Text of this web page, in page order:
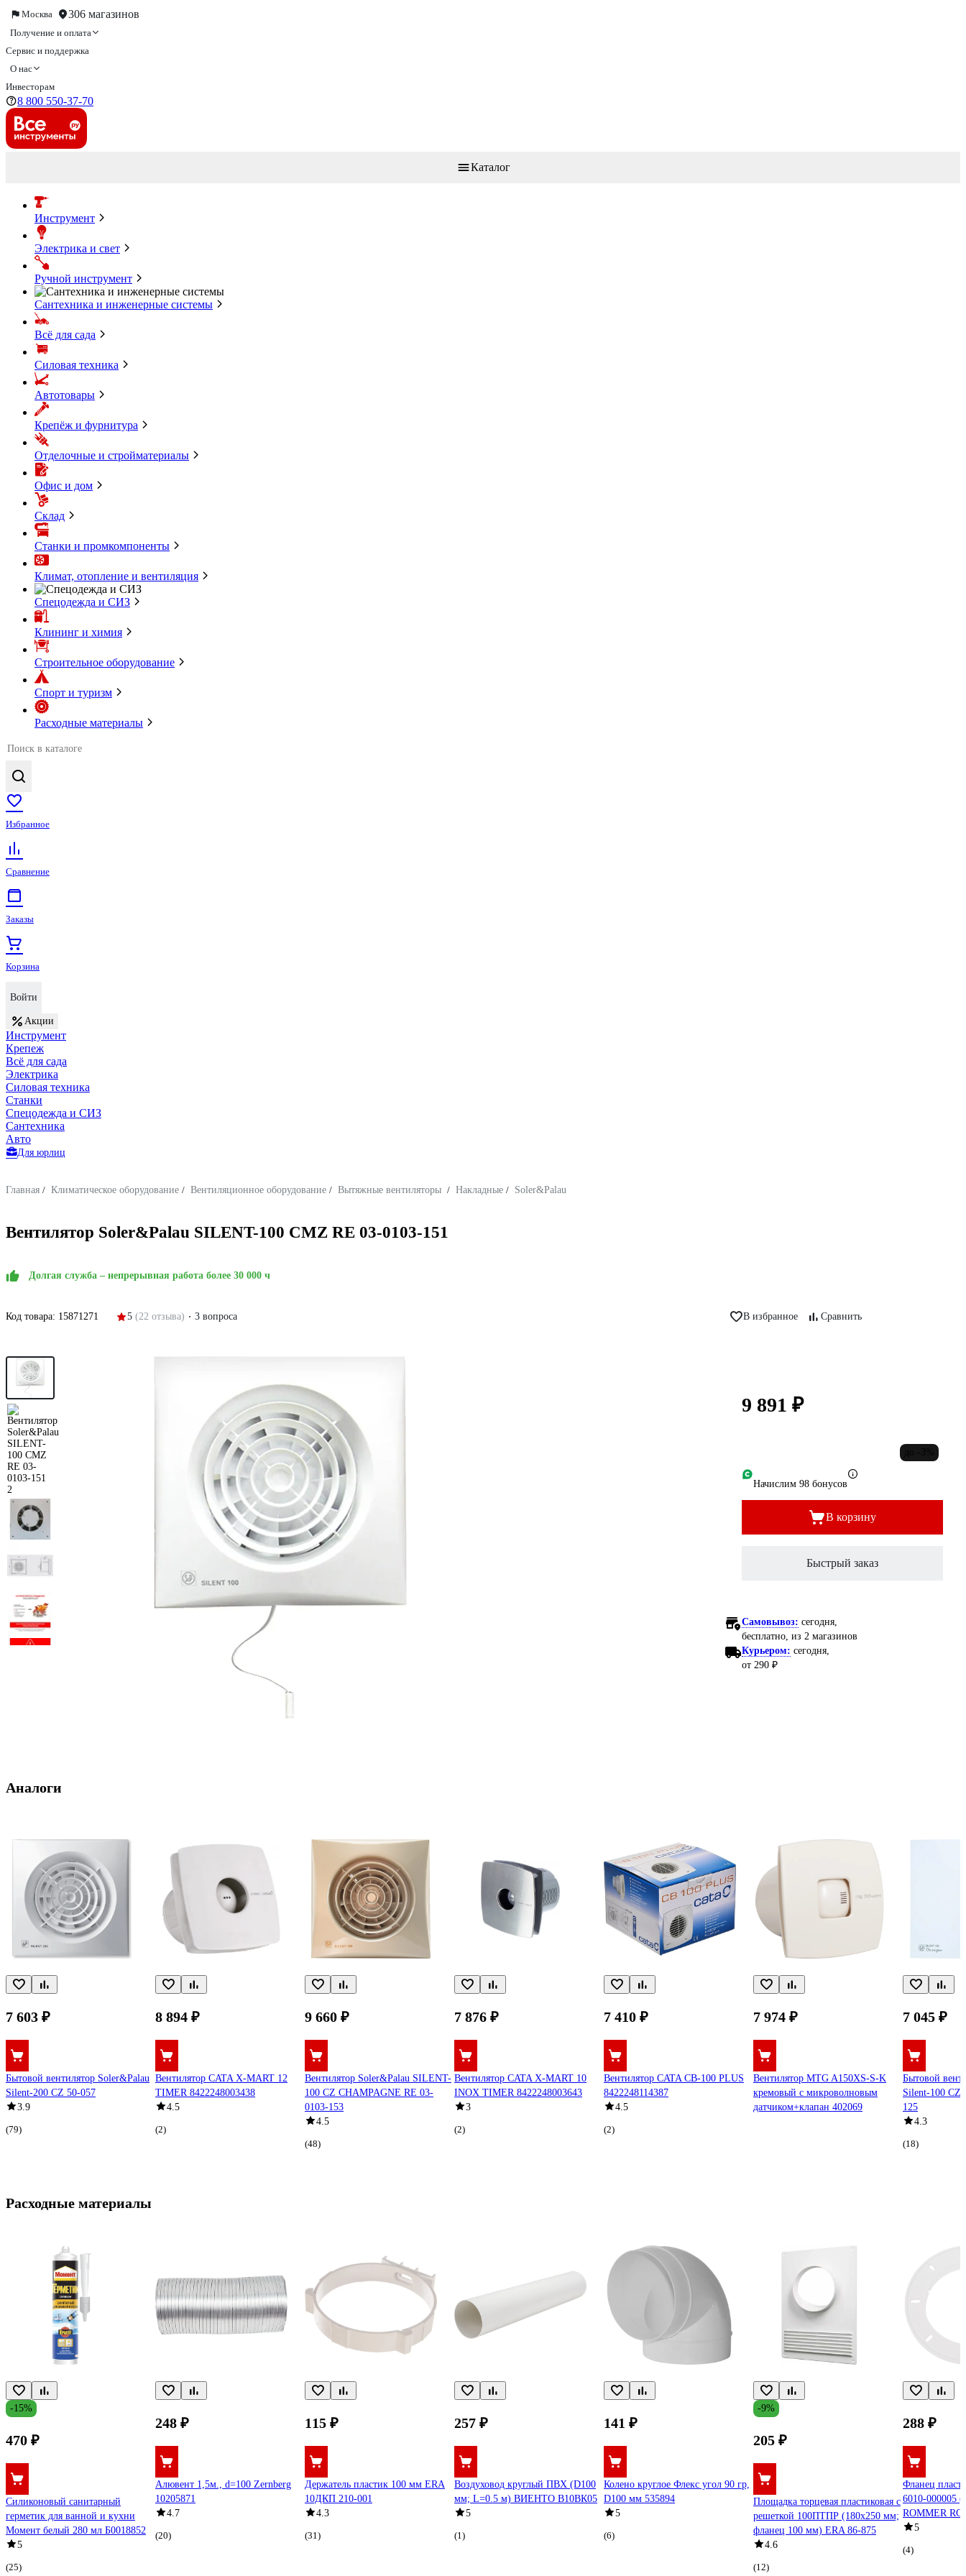
Москва 306 магазинов
Получение и оплата
Сервис и поддержка
О нас
Инвесторам
8 800 550-37-70
Каталог
Инструмент
Электрика и свет
Ручной инструмент
Сантехника и инженерные системы
Всё для сада
Силовая техника
Автотовары
Крепёж и фурнитура
Отделочные и стройматериалы
Офис и дом
Склад
Станки и промкомпоненты
Климат, отопление и вентиляция
Спецодежда и СИЗ
Клининг и химия
Строительное оборудование
Спорт и туризм
Расходные материалы
Избранное
Сравнение
Заказы
Корзина
Войти
Акции
Инструмент
Крепеж
Всё для сада
Электрика
Силовая техника
Станки
Спецодежда и СИЗ
Сантехника
Авто
Для юрлиц
Главная / Климатическое оборудование / Вентиляционное оборудование / Вытяжные вентиляторы / Накладные / Soler&Palau
Вентилятор Soler&Palau SILENT-100 CMZ RE 03-0103-151
Долгая служба – непрерывная работа более 30 000 ч
Код товара: 15871271 5 (22 отзыва) 3 вопроса В избранное Сравнить
9 891 ₽
Начислим 98 бонусов
В корзину
Быстрый заказ
Самовывоз: сегодня,
бесплатно , из 2 магазинов
Курьером: сегодня,
от 290 ₽
Аналоги
7 603 ₽
Бытовой вентилятор Soler&Palau
Silent-200 CZ 50-057
3.9
(79)
8 894 ₽
Вентилятор CATA X-MART 12
TIMER 8422248003438
4.5
(2)
9 660 ₽
Вентилятор Soler&Palau SILENT-
100 CZ CHAMPAGNE RE 03-
0103-153
4.5
(48)
7 876 ₽
Вентилятор CATA X-MART 10
INOX TIMER 8422248003643
3
(2)
7 410 ₽
Вентилятор CATA CB-100 PLUS
8422248114387
4.5
(2)
7 974 ₽
Вентилятор MTG A150XS-S-K
кремовый с микроволновым
датчиком+клапан 402069
7 045 ₽
Бытовой
Silent-100 CZ
125
4.3
(18)
Расходные материалы
-15%
470 ₽
Силиконовый санитарный
герметик для ванной и кухни
Момент белый 280 мл Б0018852
5
(25)
248 ₽
Алювент 1,5м., d=100 Zernberg
10205871
4.7
(20)
115 ₽
Держатель пластик 100 мм ERA
10ДКП 210-001
4.3
(31)
257 ₽
Воздуховод круглый ПВХ (D100
мм; L=0.5 м) ВИЕНТО В10ВК05
5
(1)
141 ₽
Колено круглое Флекс угол 90 гр,
D100 мм 535894
5
(6)
-9%
205 ₽
Площадка торцевая пластиковая с
решеткой 100ПТПР (180x250 мм;
фланец 100 мм) ERA 86-875
4.6
(12)
288 ₽
Фланец
6010-000005
ROMMER
5
(4)